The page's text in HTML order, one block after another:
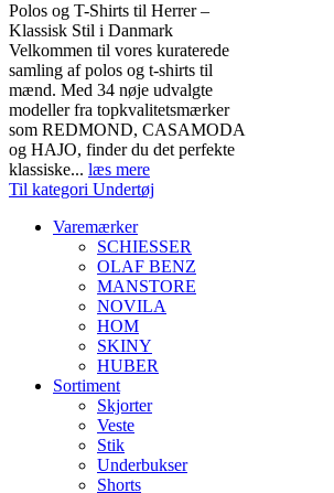
Polos og T-Shirts til Herrer –
Klassisk Stil i Danmark
Velkommen til vores kuraterede
samling af polos og t-shirts til
mænd. Med 34 nøje udvalgte
modeller fra topkvalitetsmærker
som REDMOND, CASAMODA
og HAJO, finder du det perfekte
klassiske... læs mere
Til kategori Undertøj
Varemærker
SCHIESSER
OLAF BENZ
MANSTORE
NOVILA
HOM
SKINY
HUBER
Sortiment
Skjorter
Veste
Stik
Underbukser
Shorts